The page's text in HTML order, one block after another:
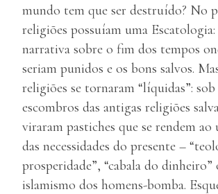
mundo tem que ser destruído? No
religiões possuíam uma
narrativa sobre o fim dos tempos
seriam punidos e os bons salvos.
religiões se tornaram “líquidas”: sob
escombros das antigas religiões
viraram pastiches que se rendem
das necessidades do presente –
prosperidade”, “cabala do dinheiro”
islamismo dos homens-bomba.